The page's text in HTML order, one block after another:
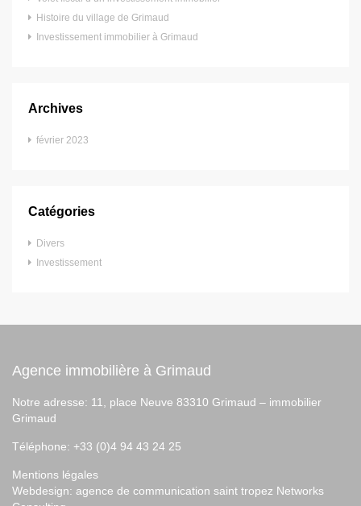
Histoire du village de Grimaud
Investissement immobilier à Grimaud
Archives
février 2023
Catégories
Divers
Investissement
Agence immobilière à Grimaud
Notre adresse: 11, place Neuve 83310 Grimaud – immobilier
Grimaud
Téléphone: +33 (0)4 94 43 24 25
Mentions légales
Webdesign: agence de communication saint tropez Networks